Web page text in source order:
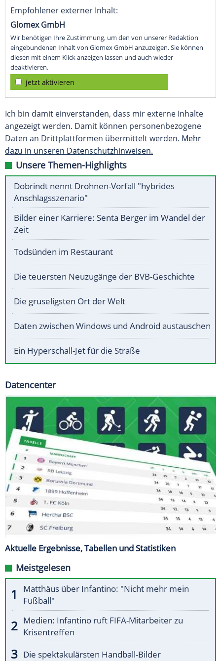
Empfohlener externer Inhalt:
Glomex GmbH
Wir benötigen Ihre Zustimmung, um den von unserer Redaktion
eingebundenen Inhalt von Glomex GmbH anzuzeigen. Sie können
diesen mit einem Klick anzeigen lassen und auch wieder
deaktivieren.
jetzt aktivieren
Ich bin damit einverstanden, dass mir externe Inhalte
angezeigt werden. Damit können personenbezogene
Daten an Drittplattformen übermittelt werden. Mehr
dazu in unseren Datenschutzhinweisen.
Unsere Themen-Highlights
Dobrindt nennt Drohnen-Vorfall "hybrides
Anschlagsszenario"
Bilder einer Karriere: Senta Berger im Wandel der
Zeit
Todsünden im Restaurant
Die teuersten Neuzugänge der BVB-Geschichte
Die gruseligsten Ort der Welt
Daten zwischen Windows und Android austauschen
Ein Hyperschall-Jet für die Straße
Datencenter
Aktuelle Ergebnisse, Tabellen und Statistiken
Meistgelesen
Matthäus über Infantino: "Nicht mehr mein
Fußball"
Medien: Infantino ruft FIFA-Mitarbeiter zu
Krisentreffen
Die spektakulärsten Handball-Bilder